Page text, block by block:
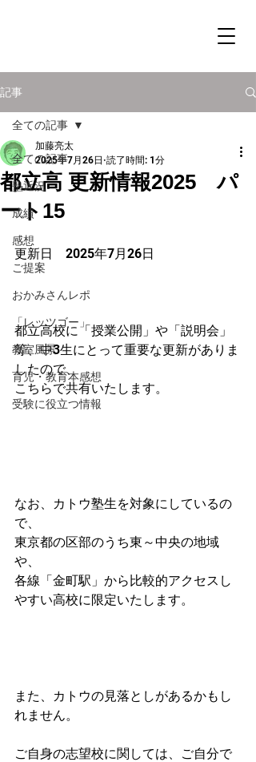
記事
全ての記事
塾近況
成績
感想
ご提案
おかみさんレポ
「レッツゴー」
教室風景
育児・教育本感想
受験に役立つ情報
全ての記事
都立高 更新情報2025 パ
ート15
加藤亮太
2025年7月26日 読了時間: 1分
更新日　2025年7月26日
都立高校に「授業公開」や「説明会」
等、中3生にとって重要な更新がありま
したので、
こちらで共有いたします。
なお、カトウ塾生を対象にしているの
で、
東京都の区部のうち東～中央の地域
や、
各線「金町駅」から比較的アクセスし
やすい高校に限定いたします。
また、カトウの見落としがあるかもし
れません。
ご自身の志望校に関しては、ご自分で